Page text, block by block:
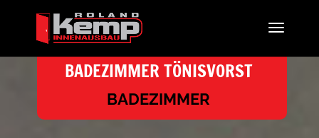
BADEZIMMER TÖNISVORST
BADEZIMMER